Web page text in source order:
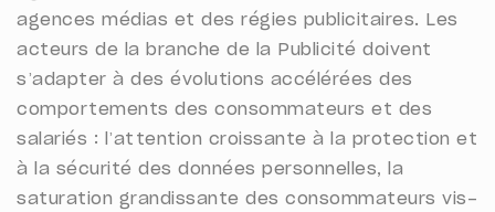
agences médias et des régies publicitaires.
Les
acteurs de la branche de la Publicité doivent
s’adapter à des évolutions accélérées des
comportements des consommateurs et des
salariés : l’attention croissante à la protection et
à la sécurité des données personnelles, la
saturation grandissante des consommateurs vis-